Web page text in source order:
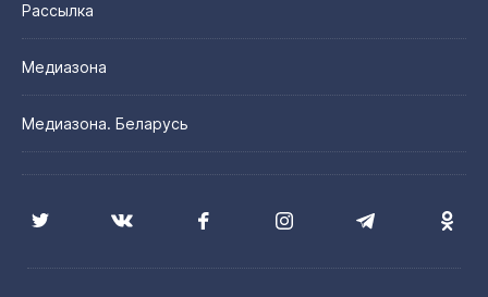
Рассылка
Медиазона
Медиазона. Беларусь